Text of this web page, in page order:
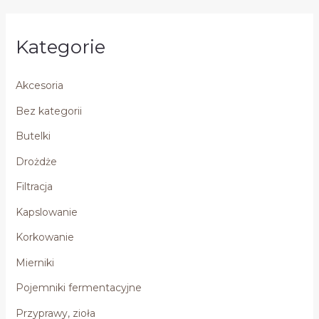
Kategorie
Akcesoria
Bez kategorii
Butelki
Drożdże
Filtracja
Kapslowanie
Korkowanie
Mierniki
Pojemniki fermentacyjne
Przyprawy, zioła